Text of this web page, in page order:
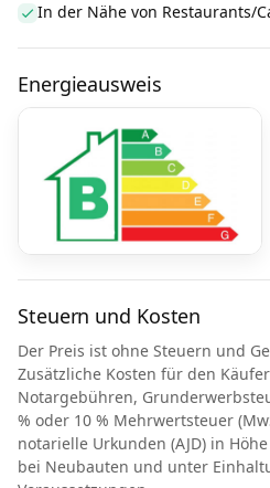
In der Nähe von Restaurants/
Energieausweis
Steuern und Kosten
Der Preis ist ohne Steuern und
Zusätzliche Kosten für den
Notargebühren,
% oder 10 % Mehrwertsteuer
notarielle Urkunden (AJD) in
bei Neubauten und unter